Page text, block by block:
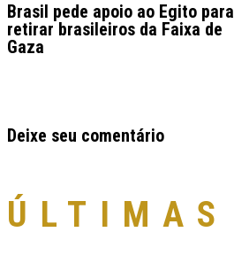
Brasil pede apoio ao Egito para
retirar brasileiros da Faixa de
Gaza
Deixe seu comentário
ÚLTIMAS